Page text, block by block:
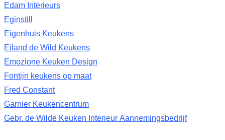
Edam Interieurs
Eginstill
Eigenhuis Keukens
Eiland de Wild Keukens
Emozione Keuken Design
Fontijn keukens op maat
Fred Constant
Garnier Keukencentrum
Gebr. de Wilde Keuken Interieur Aannemingsbedrijf